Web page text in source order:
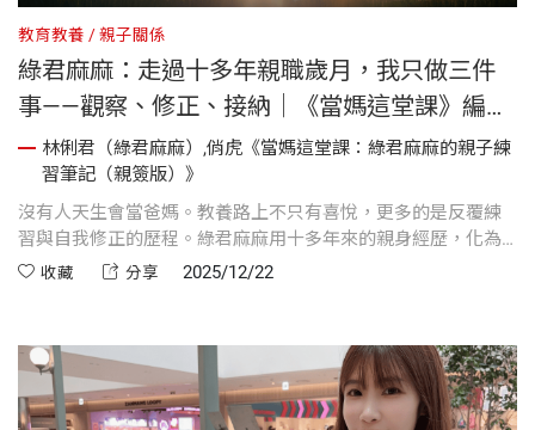
教育教養 親子關係
綠君麻麻：走過十多年親職歲月，我只做三件
事——觀察、修正、接納｜《當媽這堂課》編輯
導讀林俐君（綠君麻麻）,俏虎《當媽這堂課：綠君麻麻的親子練
習筆記（親簽版）》
沒有人天生會當爸媽。教養路上不只有喜悅，更多的是反覆練
習與自我修正的歷程。綠君麻麻用十多年來的親身經歷，化為
一本充滿溫度的教養筆記，分享從混亂中建立秩序、從陪讀走
收藏 分享 2025/12/22